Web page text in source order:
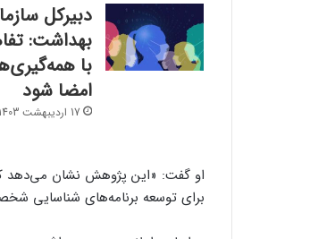
دبیرکل
بهداشت:
با
امضا شود
17 اردیبهشت 1403
او گفت: «این پژوهش نشان می‌دهد
برای توسعه برنامه‌های شناسایی